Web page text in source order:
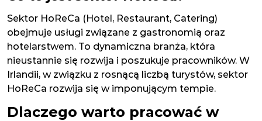
Sektor HoReCa (Hotel, Restaurant, Catering)
obejmuje usługi związane z gastronomią oraz
hotelarstwem. To dynamiczna branża, która
nieustannie się rozwija i poszukuje pracowników. W
Irlandii, w związku z rosnącą liczbą turystów, sektor
HoReCa rozwija się w imponującym tempie.
Dlaczego warto pracować w